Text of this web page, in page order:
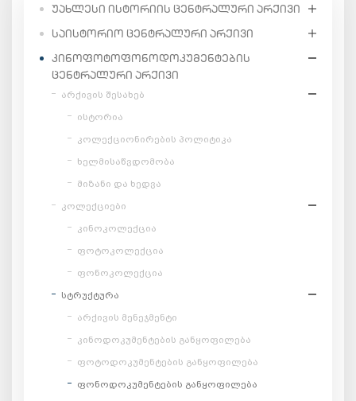
ᲣᲐᲮᲚᲔᲡᲘ ᲘᲡᲢᲝᲠᲘᲘᲡ ᲪᲔᲜᲢᲠᲐᲚᲣᲠᲘ ᲐᲠᲥᲘᲕᲘ
ᲡᲐᲘᲡᲢᲝᲠᲘᲝ ᲪᲔᲜᲢᲠᲐᲚᲣᲠᲘ ᲐᲠᲥᲘᲕᲘ
ᲙᲘᲜᲝᲤᲝᲢᲝᲤᲝᲜᲝᲓᲝᲙᲣᲛᲔᲜᲢᲔᲑᲘᲡ
ᲪᲔᲜᲢᲠᲐᲚᲣᲠᲘ ᲐᲠᲥᲘᲕᲘ
არქივის შესახებ
ისტორია
კოლექციონირების პოლიტიკა
ხელმისაწვდომობა
მიზანი და ხედვა
კოლექციები
კინოკოლექცია
ფოტოკოლექცია
ფონოკოლექცია
სტრუქტურა
არქივის მენეჯმენტი
კინოდოკუმენტების განყოფილება
ფოტოდოკუმენტების განყოფილება
ფონოდოკუმენტების განყოფილება